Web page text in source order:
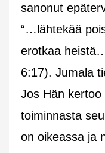
sanonut
“…lähtekää
erotkaa
6:17). Jumala
Jos Hän kertoo
toiminnasta
on oikeassa ja